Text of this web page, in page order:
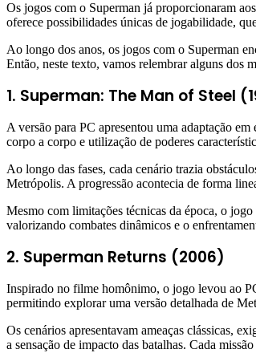
Os jogos com o Superman já proporcionaram
oferece possibilidades únicas de jogabilidade,
Ao longo dos anos, os jogos com o Superman
Então, neste texto, vamos relembrar alguns dos
1. Superman: The Man of Steel
A versão para PC apresentou uma adaptação em
corpo a corpo e utilização de poderes
Ao longo das fases, cada cenário trazia
Metrópolis. A progressão acontecia de forma
Mesmo com limitações técnicas da época, o
valorizando combates dinâmicos e o
2. Superman Returns (2006)
Inspirado no filme homônimo, o jogo levou ao
permitindo explorar uma versão detalhada de
Os cenários apresentavam ameaças clássicas,
a sensação de impacto das batalhas. Cada